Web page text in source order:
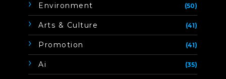
Environment (50)
Arts & Culture (41)
Promotion (41)
Ai (35)